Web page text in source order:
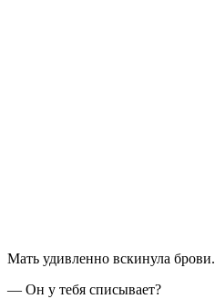
Мать удивленно вскинула брови.
— Он у тебя списывает?